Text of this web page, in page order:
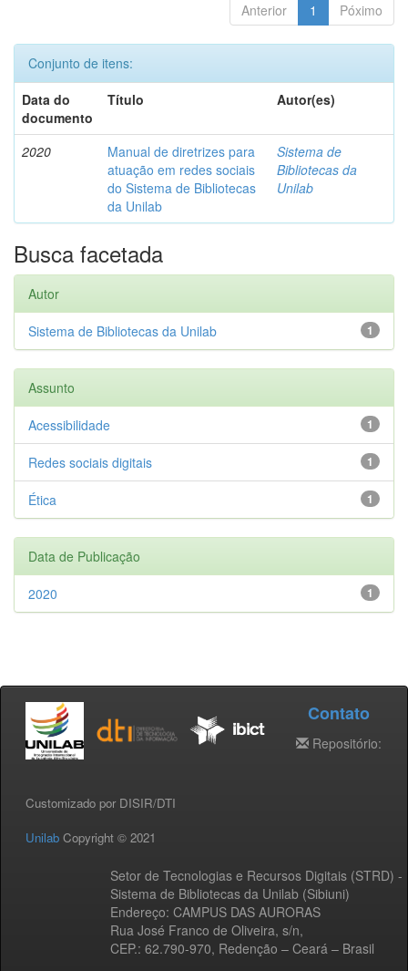
Anterior 1 Póximo
Conjunto de itens:
Data do
documento
Título Autor(es)
2020
Manual de diretrizes para
atuação em redes sociais
do Sistema de Bibliotecas
da Unilab
Sistema de
Bibliotecas da
Unilab
Busca facetada
Autor
1
Sistema de Bibliotecas da Unilab
Assunto
1
Acessibilidade
1
Redes sociais digitais
1
Ética
Data de Publicação
1
2020
Customizado por DISIR/DTI
Unilab Copyright © 2021
Setor de Tecnologias e Recursos Digitais (STRD) -
Sistema de Bibliotecas da Unilab (Sibiuni)
Endereço: CAMPUS DAS AURORAS
Rua José Franco de Oliveira, s/n,
CEP.: 62.790-970, Redenção – Ceará – Brasil
Contato
Repositório: